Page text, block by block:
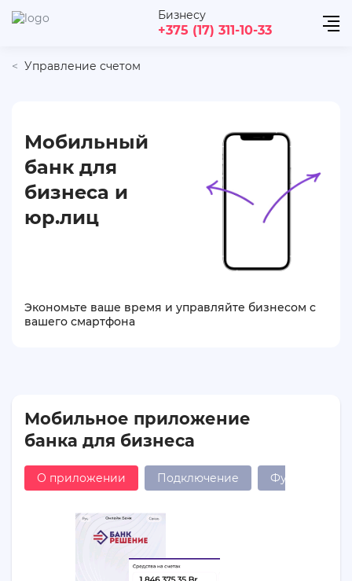
Бизнесу
+375 (17) 311-10-33
Управление счетом
Мобильный
банк для
бизнеса и
юр.лиц
Экономьте ваше время и управляйте бизнесом с
вашего смартфона
Мобильное приложение
банка для бизнеса
О приложении Подключение Функционал